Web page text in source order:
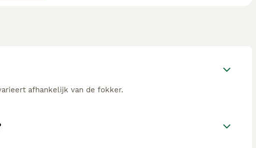
afhankelijk van de fokker.